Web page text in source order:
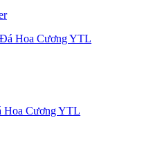
Hoa Cương YTL